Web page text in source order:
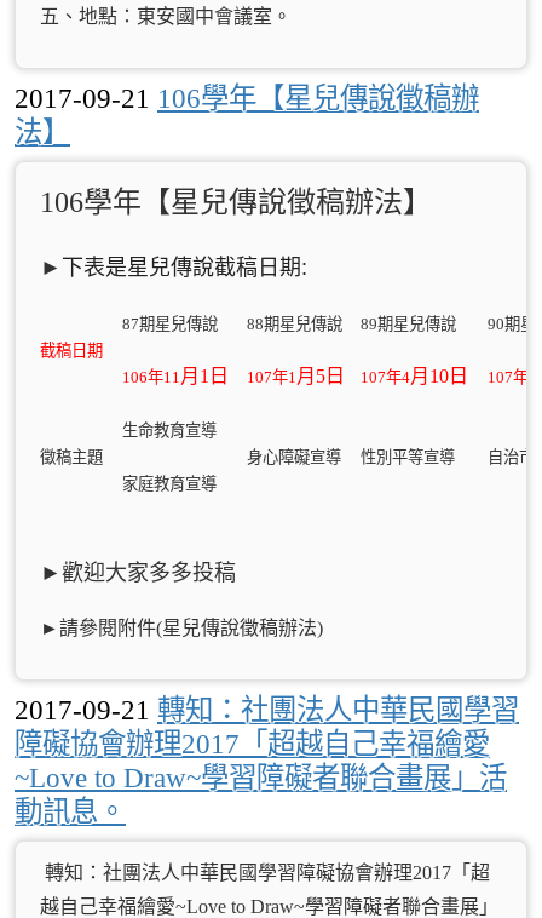
五、地點：東安國中會議室。
2017-09-21 106學年【星兒傳說徵稿辦
法】
106學年【星兒傳說徵稿辦法】
► 下表是星兒傳說截稿日期:
截稿日期
87期星兒傳說
106年11 月1 日
88期星兒傳說
107年1 月5 日
89期星兒傳說
107年4月10 日
90期星
107年6
徵稿主題
生命教育宣導
家庭教育宣導
身心障礙宣導 性別平等宣導 自治市
► 歡迎大家多多投稿
►請參閱附件(星兒傳說徵稿辦法)
2017-09-21 轉知：社團法人中華民國學習
障礙協會辦理2017「超越自己幸福繪愛
~Love to Draw~學習障礙者聯合畫展」活
動訊息。
轉知：社團法人中華民國學習障礙協會辦理2017「超
越自己幸福繪愛~Love to Draw~學習障礙者聯合畫展」